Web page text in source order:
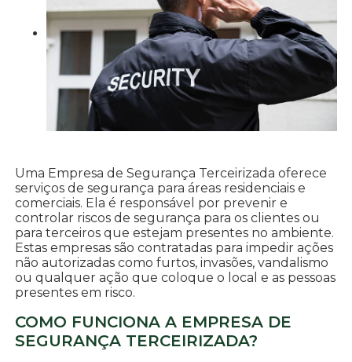
Uma Empresa de Segurança Terceirizada oferece
serviços de segurança para áreas residenciais e
comerciais. Ela é responsável por prevenir e
controlar riscos de segurança para os clientes ou
para terceiros que estejam presentes no ambiente.
Estas empresas são contratadas para impedir ações
não autorizadas como furtos, invasões, vandalismo
ou qualquer ação que coloque o local e as pessoas
presentes em risco.
COMO FUNCIONA A EMPRESA DE
SEGURANÇA TERCEIRIZADA?